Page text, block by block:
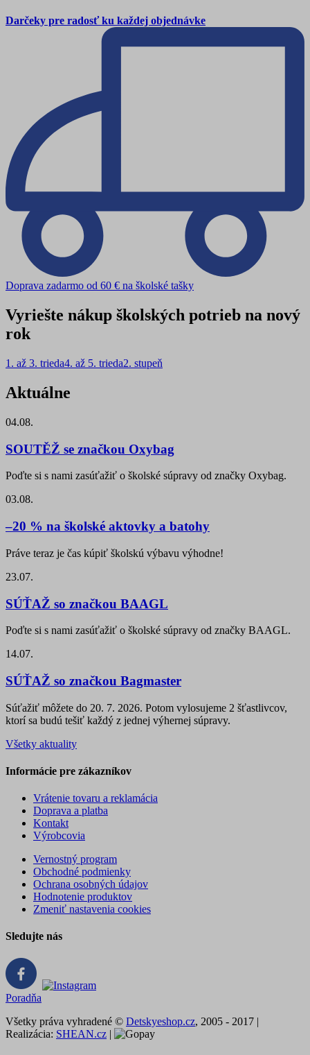
Darčeky pre radosť ku každej objednávke
Doprava zadarmo od 60 € na školské tašky
Vyriešte nákup školských potrieb na nový
rok
1. až 3. trieda4. až 5. trieda2. stupeň
Aktuálne
04.08.
SOUTĚŽ se značkou Oxybag
Poďte si s nami zasúťažiť o školské súpravy od značky Oxybag.
03.08.
–20 % na školské aktovky a batohy
Práve teraz je čas kúpiť školskú výbavu výhodne!
23.07.
SÚŤAŽ so značkou BAAGL
Poďte si s nami zasúťažiť o školské súpravy od značky BAAGL.
14.07.
SÚŤAŽ so značkou Bagmaster
Súťažiť môžete do 20. 7. 2026. Potom vylosujeme 2 šťastlivcov,
ktorí sa budú tešiť každý z jednej výhernej súpravy.
Všetky aktuality
Informácie pre zákazníkov
Vrátenie tovaru a reklamácia
Doprava a platba
Kontakt
Výrobcovia
Vernostný program
Obchodné podmienky
Ochrana osobných údajov
Hodnotenie produktov
Zmeniť nastavenia cookies
Sledujte nás
Poradňa
Všetky práva vyhradené © Detskyeshop.cz, 2005 - 2017 |
Realizácia: SHEAN.cz |